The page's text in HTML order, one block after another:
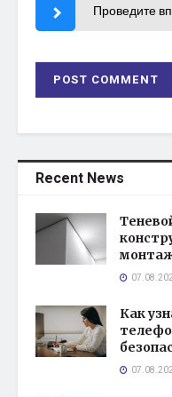
Проведите
Recent News
Как